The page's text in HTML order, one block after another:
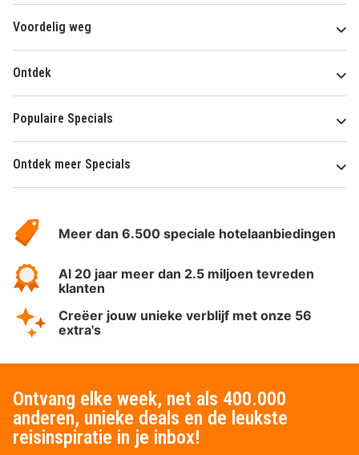
Voordelig weg
Ontdek
Populaire Specials
Ontdek meer Specials
HotelSpecials
Meer dan 6.500 speciale hotelaanbiedingen
Al 20 jaar meer dan 2.5 miljoen tevreden
klanten
Creëer jouw unieke verblijf met onze 56
extra's
Ontvang elke week, net als 400.000
anderen, unieke deals en de leukste
reisinspiratie in je inbox!